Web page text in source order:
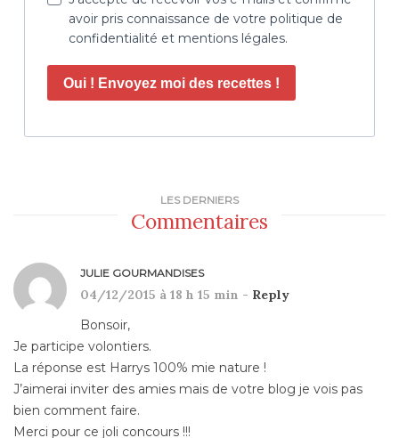
avoir pris connaissance de votre politique de
confidentialité et mentions légales.
Oui ! Envoyez moi des recettes !
LES DERNIERS
Commentaires
JULIE GOURMANDISES
04/12/2015 à 18 h 15 min - Reply
Bonsoir,
Je participe volontiers.
La réponse est Harrys 100% mie nature !
J’aimerai inviter des amies mais de votre blog je vois pas
bien comment faire.
Merci pour ce joli concours !!!